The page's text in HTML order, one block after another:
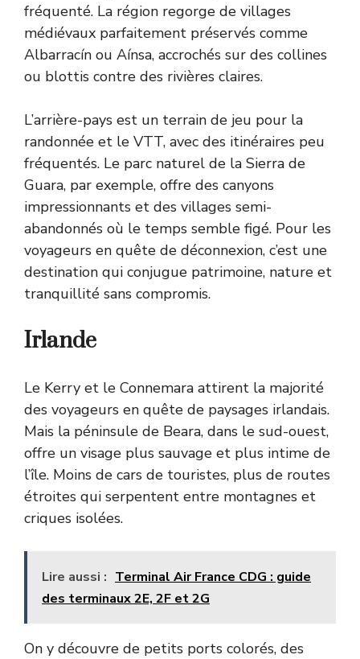
fréquenté. La région regorge de villages
médiévaux parfaitement préservés comme
Albarracín ou Aínsa, accrochés sur des collines
ou blottis contre des rivières claires.
L’arrière-pays est un terrain de jeu pour la
randonnée et le VTT, avec des itinéraires peu
fréquentés. Le parc naturel de la Sierra de
Guara, par exemple, offre des canyons
impressionnants et des villages semi-
abandonnés où le temps semble figé. Pour les
voyageurs en quête de déconnexion, c’est une
destination qui conjugue patrimoine, nature et
tranquillité sans compromis.
Irlande
Le Kerry et le Connemara attirent la majorité
des voyageurs en quête de paysages irlandais.
Mais la péninsule de Beara, dans le sud-ouest,
offre un visage plus sauvage et plus intime de
l’île. Moins de cars de touristes, plus de routes
étroites qui serpentent entre montagnes et
criques isolées.
Lire aussi : Terminal Air France CDG : guide
des terminaux 2E, 2F et 2G
On y découvre de petits ports colorés, des